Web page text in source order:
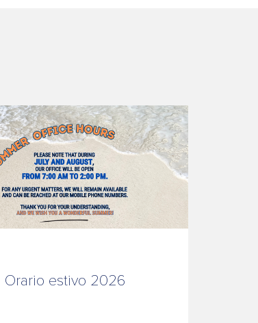
Orario estivo 2026